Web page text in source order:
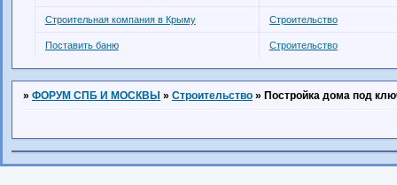
Строительная компания в Крыму Строительство
Поставить баню Строительство
» ФОРУМ СПБ И МОСКВЫ » Строительство » Постройка дома под